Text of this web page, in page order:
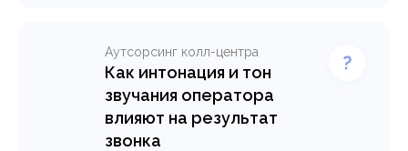
Аутсорсинг колл-центра
Как интонация и тон
звучания оператора
влияют на результат
звонка